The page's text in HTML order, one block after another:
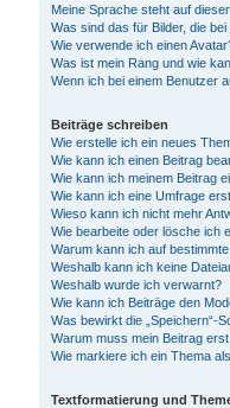
Meine Sprache steht auf
Was sind das für Bilder, die
Wie verwende ich einen
Was ist mein Rang und wie
Wenn ich bei einem Benutzer
Beiträge schreiben
Wie erstelle ich ein neues
Wie kann ich einen Beitrag
Wie kann ich meinem Beitrag
Wie kann ich eine Umfrage
Wieso kann ich nicht mehr
Wie bearbeite oder lösche ich
Warum kann ich auf
Weshalb kann ich keine
Weshalb wurde ich verwarnt?
Wie kann ich Beiträge den
Was bewirkt die „Speichern“-
Warum muss mein Beitrag
Wie markiere ich ein Thema
Textformatierung und